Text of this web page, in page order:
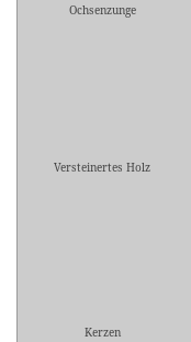
Ochsenzunge
Versteinertes Holz
Kerzen